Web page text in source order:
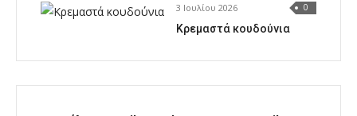
3 Ιουλίου 2026 0
Κρεμαστά κουδούνια